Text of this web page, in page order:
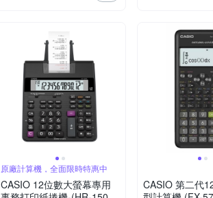
原廠計算機，全面限時特惠中
CASIO 12位數大螢幕專用
CASIO 第二代12位數標準